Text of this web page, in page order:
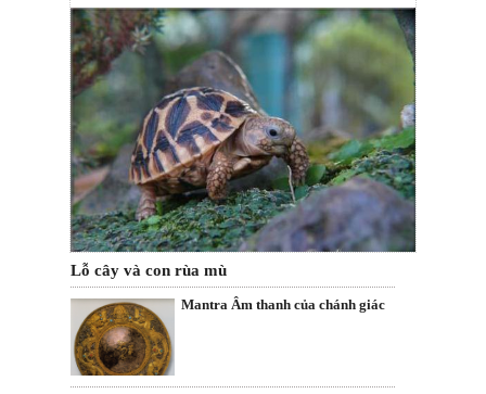
Lỗ cây và con rùa mù
Mantra Âm thanh của chánh giác